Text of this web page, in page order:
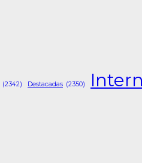
(2342) Destacadas (2350)